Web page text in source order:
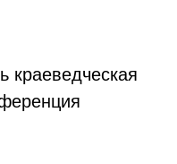
краеведческая